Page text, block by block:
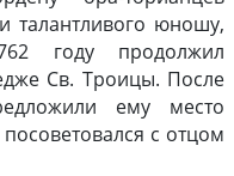
талантливого юношу,
году продолжил
Св. Троицы. После
ему место
с отцом